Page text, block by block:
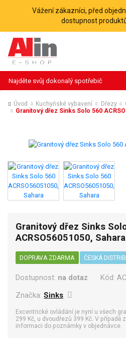
Vážení zákazníci, před
dostupnost
Úvod Kuchyňské vybavení Dřezy
Granitový dřez Sinks Solo 560
Granitový dřez Sinks
ACRSO56051050, Sahara
DOPRAVA ZDARMA ČESKÁ
Dostupnost: na dotaz Kód:
Značka:Sinks
Excentrické ovládání je nyní u všech
299 Kč, u dvoudřezů 399 Kč. V případě
informaci do poznámky v objednávce.